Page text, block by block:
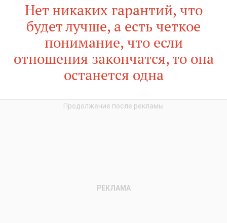
Нет никаких гарантий, что
будет лучше, а есть четкое
понимание, что если
отношения закончатся, то она
останется одна